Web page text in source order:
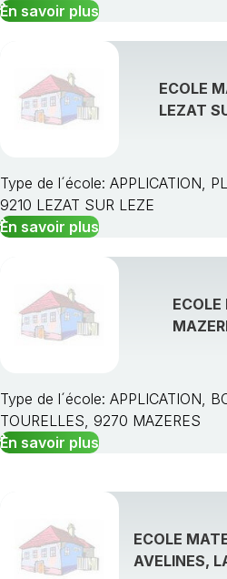
En savoir plus
ECOLE
LEZAT
Type de l´école: APPLICATION,
9210 LEZAT SUR LEZE
En savoir plus
ECOLE
Type de l´école: APPLICATION,
TOURELLES, 9270 MAZERES
En savoir plus
ECOLE
AVELINES,